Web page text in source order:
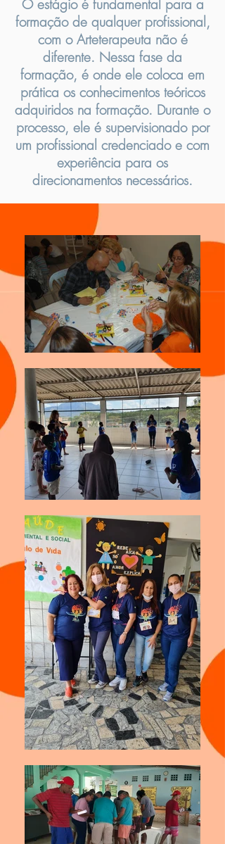
O estágio é fundamental para a
formação de qualquer profissional,
com o Arteterapeuta não é
diferente. Nessa fase da
formação, é onde ele coloca em
prática os conhecimentos teóricos
adquiridos na formação. Durante o
processo, ele é supervisionado por
um profissional credenciado e com
experiência para os
direcionamentos necessários.